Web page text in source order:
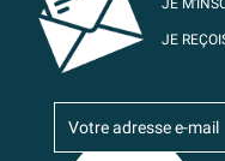
JE
JE